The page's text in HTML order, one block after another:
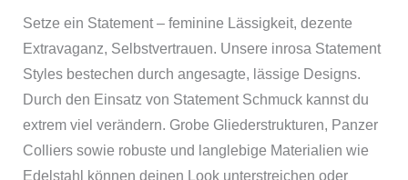
Setze ein Statement – feminine Lässigkeit, dezente
Extravaganz, Selbstvertrauen. Unsere inrosa Statement
Styles bestechen durch angesagte, lässige Designs.
Durch den Einsatz von Statement Schmuck kannst du
extrem viel verändern. Grobe Gliederstrukturen, Panzer
Colliers sowie robuste und langlebige Materialien wie
Edelstahl können deinen Look unterstreichen oder